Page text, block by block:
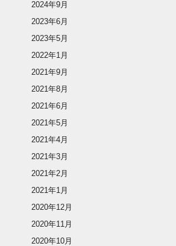
2024年9月
2023年6月
2023年5月
2022年1月
2021年9月
2021年8月
2021年6月
2021年5月
2021年4月
2021年3月
2021年2月
2021年1月
2020年12月
2020年11月
2020年10月